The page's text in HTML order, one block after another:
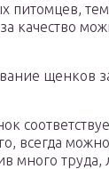
питомцев,
качество
щенков
всегда
много